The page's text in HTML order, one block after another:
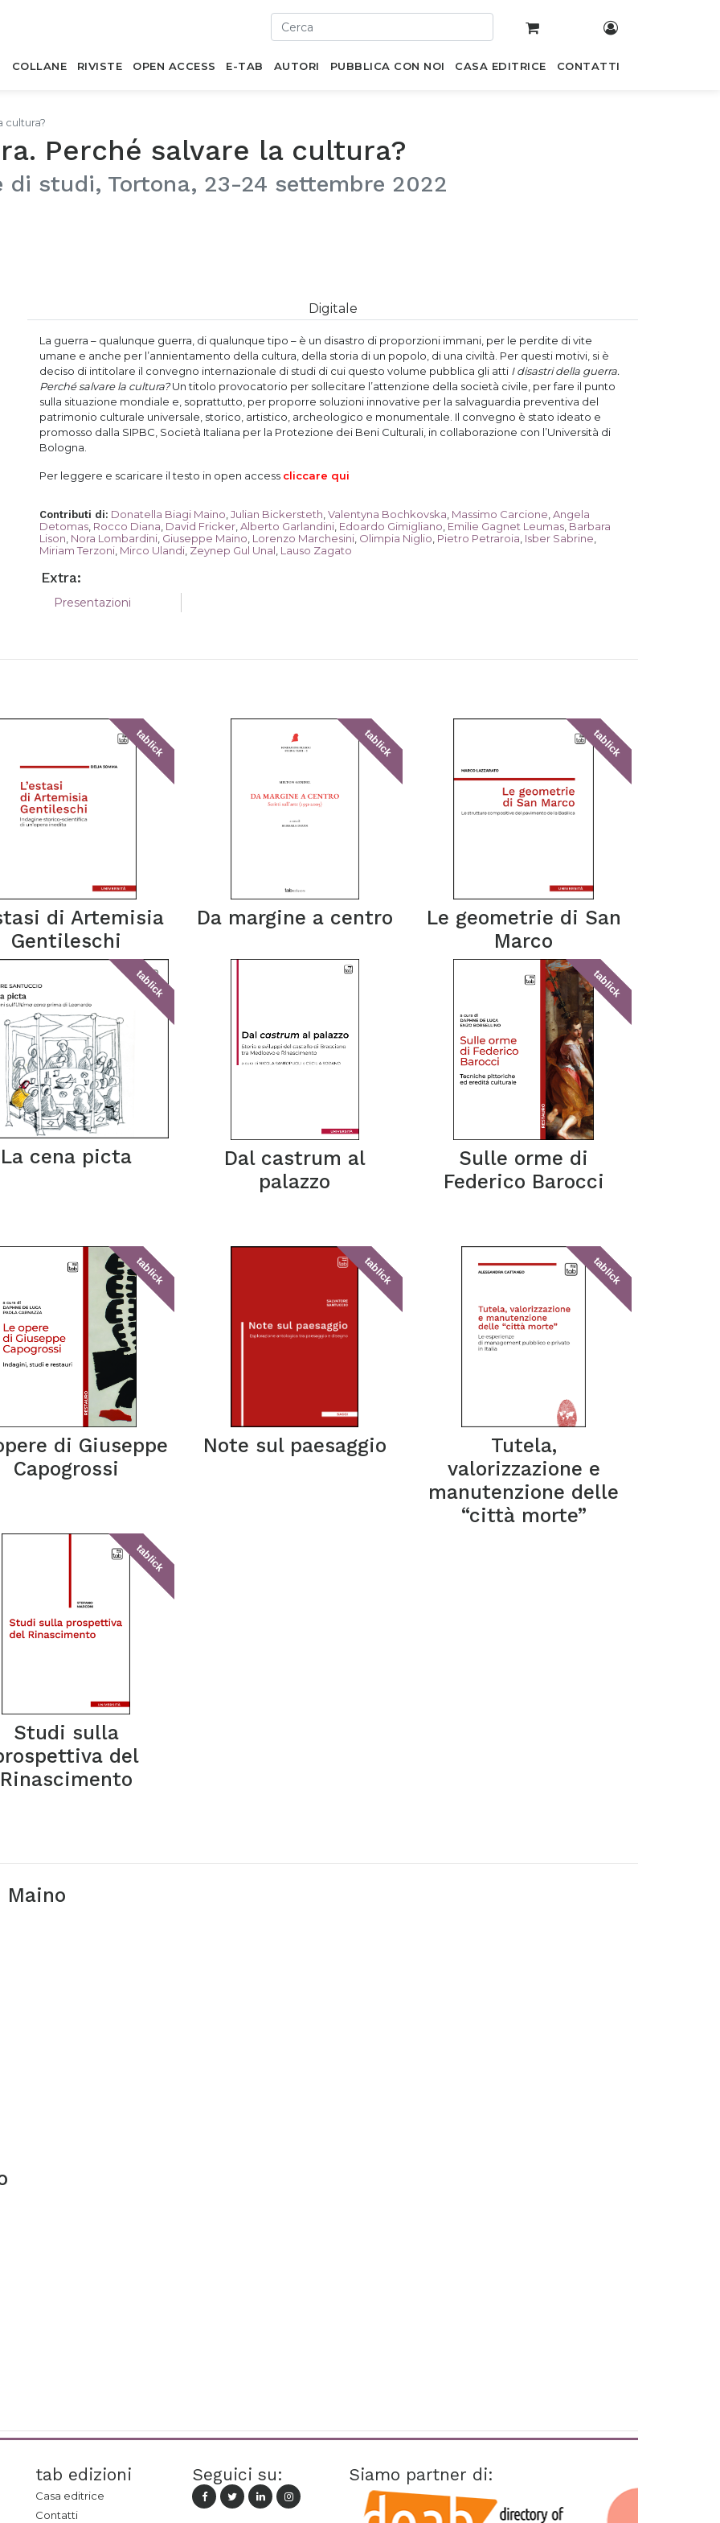
COLLANE RIVISTE OPEN ACCESS E-TAB AUTORI PUBBLICA CON NOI CASA EDITRICE CONTATTI
cultura?
Perché salvare la cultura?
di studi, Tortona, 23-24 settembre 2022
Digitale
La guerra – qualunque guerra, di qualunque tipo – è un disastro di proporzioni immani, per le perdite di vite
umane e anche per l’annientamento della cultura, della storia di un popolo, di una civiltà. Per questi motivi, si è
deciso di intitolare il convegno internazionale di studi di cui questo volume pubblica gli atti I disastri della guerra.
Perché salvare la cultura?Un titolo provocatorio per sollecitare l’attenzione della società civile, per fare il punto
sulla situazione mondiale e, soprattutto, per proporre soluzioni innovative per la salvaguardia preventiva del
patrimonio culturale universale, storico, artistico, archeologico e monumentale. Il convegno è stato ideato e
promosso dalla SIPBC, Società Italiana per la Protezione dei Beni Culturali, in collaborazione con l’Università di
Bologna.
Per leggere e scaricare il testo in open access cliccare qui
Contributi di: Donatella Biagi Maino Julian Bickersteth Valentyna Bochkovska Massimo Carcione Angela
Detomas Rocco Diana David Fricker Alberto Garlandini Edoardo Gimigliano Emilie Gagnet Leumas Barbara
Lison Nora Lombardini Giuseppe Maino Lorenzo Marchesini Olimpia Niglio Pietro Petraroia Isber Sabrine
Miriam Terzoni Mirco Ulandi Zeynep Gul Unal Lauso Zagato
Extra:
Presentazioni
tablick
di Artemisia
Gentileschi
tablick
Da margine a centro
tablick
Le geometrie di San
Marco
tablick
La cena picta
Dal castrum al
palazzo
tablick
Sulle orme di
Federico Barocci
tablick
di Giuseppe
Capogrossi
tablick
Note sul paesaggio
tablick
Tutela,
valorizzazione e
manutenzione delle
“città morte”
tablick
Studi sulla
del
Rinascimento
Maino
tab edizioni
Casa editrice
Contatti
Seguici su: Siamo partner di: